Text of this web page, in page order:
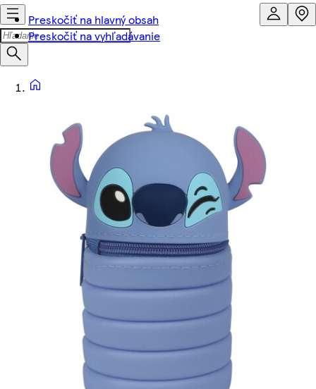
Preskočiť na hlavný obsah
Preskočiť na vyhľadávanie